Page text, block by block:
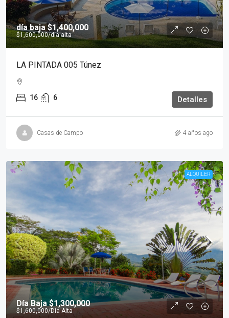
día baja$1,400,000
$1,600,000/día alta
LA PINTADA 005 Túnez
16 6 Detalles
Casas de Campo 4 años ago
ALQUILER
Día Baja$1,300,000
$1,600,000/Día Alta